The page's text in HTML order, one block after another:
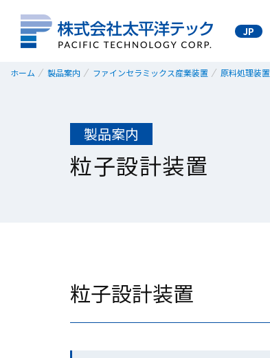
JP
ホーム 製品案内 ファインセラミックス産業装置 原料処理装置
製品案内
粒子設計装置
粒子設計装置